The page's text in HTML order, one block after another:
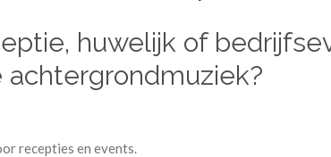
huwelijk of
recepties en events.